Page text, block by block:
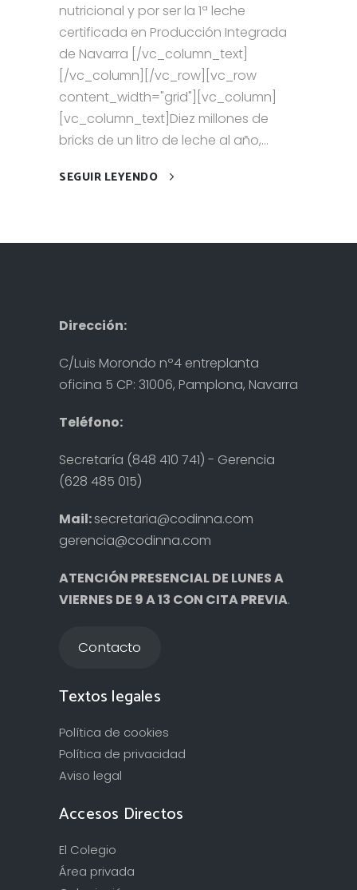
nutricional y por ser la 1ª leche
certificada en Producción Integrada
de Navarra [/vc_column_text]
[/vc_column][/vc_row][vc_row
content_width="grid"][vc_column]
[vc_column_text]Diez millones de
bricks de un litro de leche al año,...
SEGUIR LEYENDO
Dirección:
C/Luis Morondo nº4 entreplanta
oficina 5 CP: 31006, Pamplona, Navarra
Teléfono:
Secretaría (848 410 741) - Gerencia
(628 485 015)
Mail:secretaria@codinna.com
gerencia@codinna.com
ATENCIÓN PRESENCIAL DE LUNES A
VIERNES DE 9 A 13 CON CITA PREVIA.
Contacto
Textos legales
Política de cookies
Política de privacidad
Aviso legal
Accesos Directos
El Colegio
Área privada